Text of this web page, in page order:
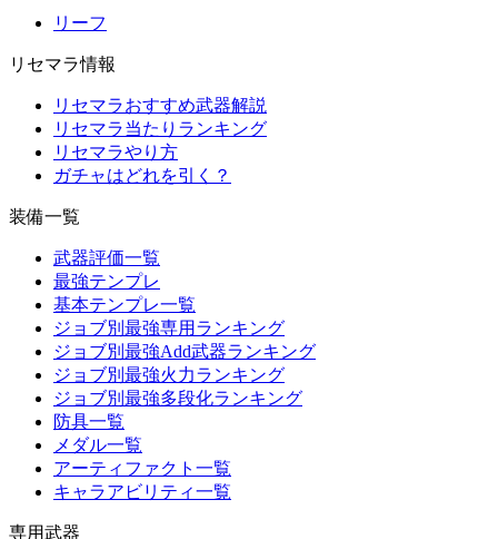
リーフ
リセマラ情報
リセマラおすすめ武器解説
リセマラ当たりランキング
リセマラやり方
ガチャはどれを引く？
装備一覧
武器評価一覧
最強テンプレ
基本テンプレ一覧
ジョブ別最強専用ランキング
ジョブ別最強Add武器ランキング
ジョブ別最強火力ランキング
ジョブ別最強多段化ランキング
防具一覧
メダル一覧
アーティファクト一覧
キャラアビリティ一覧
専用武器